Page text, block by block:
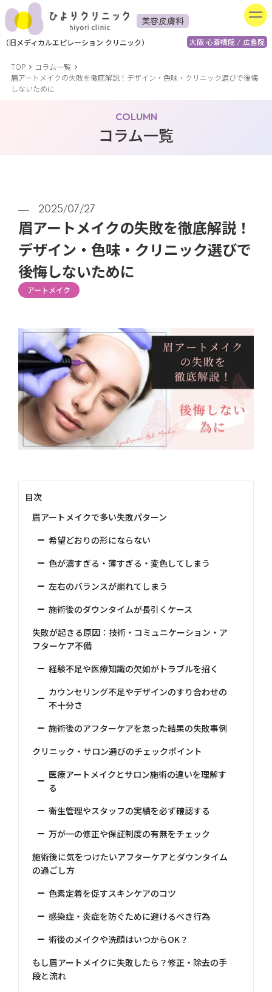
美容皮膚科
大阪 心斎橋院 / 広島院
（旧メディカルエピレーション クリニック）
TOP
コラム一覧
眉アートメイクの失敗を徹底解説！デザイン・色味・クリニック選びで後悔
しないために
COLUMN
コラム一覧
2025/07/27
眉アートメイクの失敗を徹底解説！
デザイン・色味・クリニック選びで
後悔しないために
アートメイク
目次
眉アートメイクで多い失敗パターン
希望どおりの形にならない
色が濃すぎる・薄すぎる・変色してしまう
左右のバランスが崩れてしまう
施術後のダウンタイムが長引くケース
失敗が起きる原因：技術・コミュニケーション・ア
フターケア不備
経験不足や医療知識の欠如がトラブルを招く
カウンセリング不足やデザインのすり合わせの
不十分さ
施術後のアフターケアを怠った結果の失敗事例
クリニック・サロン選びのチェックポイント
医療アートメイクとサロン施術の違いを理解す
る
衛生管理やスタッフの実績を必ず確認する
万が一の修正や保証制度の有無をチェック
施術後に気をつけたいアフターケアとダウンタイム
の過ごし方
色素定着を促すスキンケアのコツ
感染症・炎症を防ぐために避けるべき行為
術後のメイクや洗顔はいつからOK？
もし眉アートメイクに失敗したら？修正・除去の手
段と流れ